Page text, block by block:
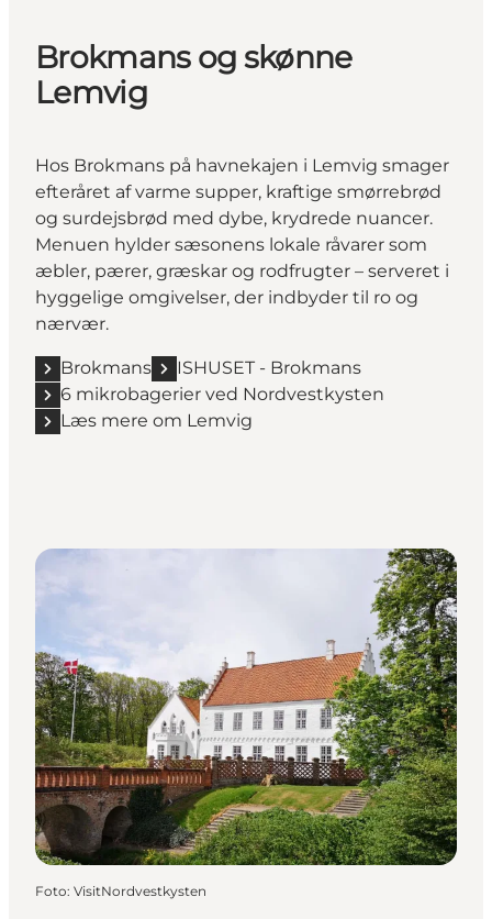
Brokmans og skønne
Lemvig
Hos Brokmans på havnekajen i Lemvig smager
efteråret af varme supper, kraftige smørrebrød
og surdejsbrød med dybe, krydrede nuancer.
Menuen hylder sæsonens lokale råvarer som
æbler, pærer, græskar og rodfrugter – serveret i
hyggelige omgivelser, der indbyder til ro og
nærvær.
Brokmans
ISHUSET - Brokmans
6 mikrobagerier ved Nordvestkysten
Læs mere om Lemvig
Foto: VisitNordvestkysten